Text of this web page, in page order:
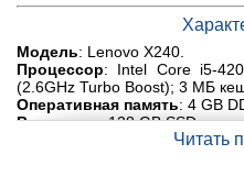
Модель: Lenovo X240.
Процессор: Intel Core i5-
(2.6GHz Turbo Boost); 3 МБ
Оперативная память: 4 GB
Винчестер: 128 GB SSD.
Графика (видеокарта): Intel
Читать